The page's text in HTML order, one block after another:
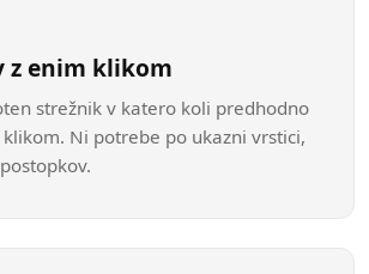
z enim klikom
strežnik v katero koli predhodno
Ni potrebe po ukazni vrstici,